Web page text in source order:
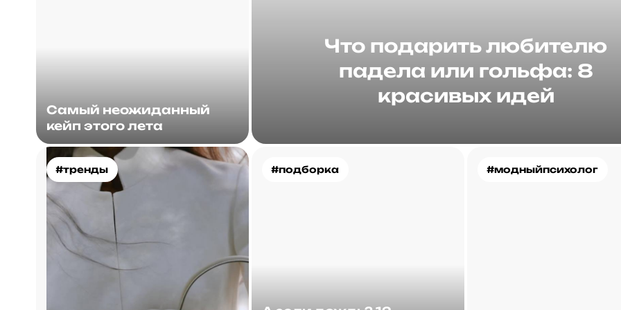
Что подарить любителю
падела или гольфа: 8
красивых идей
Самый неожиданный
кейп этого лета
#тренды #подборка #модныйпсихолог